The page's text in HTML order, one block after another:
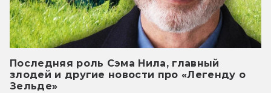
Последняя роль Сэма Нила, главный
злодей и другие новости про «Легенду о
Зельде»